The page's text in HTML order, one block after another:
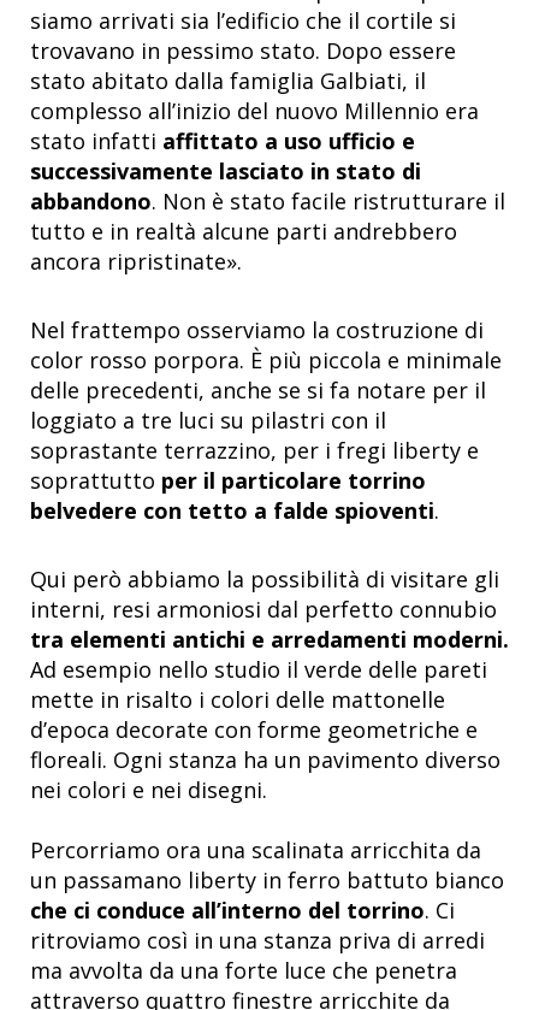
siamo arrivati sia l’edificio che il cortile si
trovavano in pessimo stato. Dopo essere
stato abitato dalla famiglia Galbiati, il
complesso all’inizio del nuovo Millennio era
stato infatti affittato a uso ufficio e
successivamente lasciato in stato di
abbandono. Non è stato facile ristrutturare il
tutto e in realtà alcune parti andrebbero
ancora ripristinate».
Nel frattempo osserviamo la costruzione di
color rosso porpora. È più piccola e minimale
delle precedenti, anche se si fa notare per il
loggiato a tre luci su pilastri con il
soprastante terrazzino, per i fregi liberty e
soprattutto per il particolare torrino
belvedere con tetto a falde spioventi.
Qui però abbiamo la possibilità di visitare gli
interni, resi armoniosi dal perfetto connubio
tra elementi antichi e arredamenti moderni.
Ad esempio nello studio il verde delle pareti
mette in risalto i colori delle mattonelle
d’epoca decorate con forme geometriche e
floreali. Ogni stanza ha un pavimento diverso
nei colori e nei disegni.
Percorriamo ora una scalinata arricchita da
un passamano liberty in ferro battuto bianco
che ci conduce all’interno del torrino. Ci
ritroviamo così in una stanza priva di arredi
ma avvolta da una forte luce che penetra
attraverso quattro finestre arricchite da